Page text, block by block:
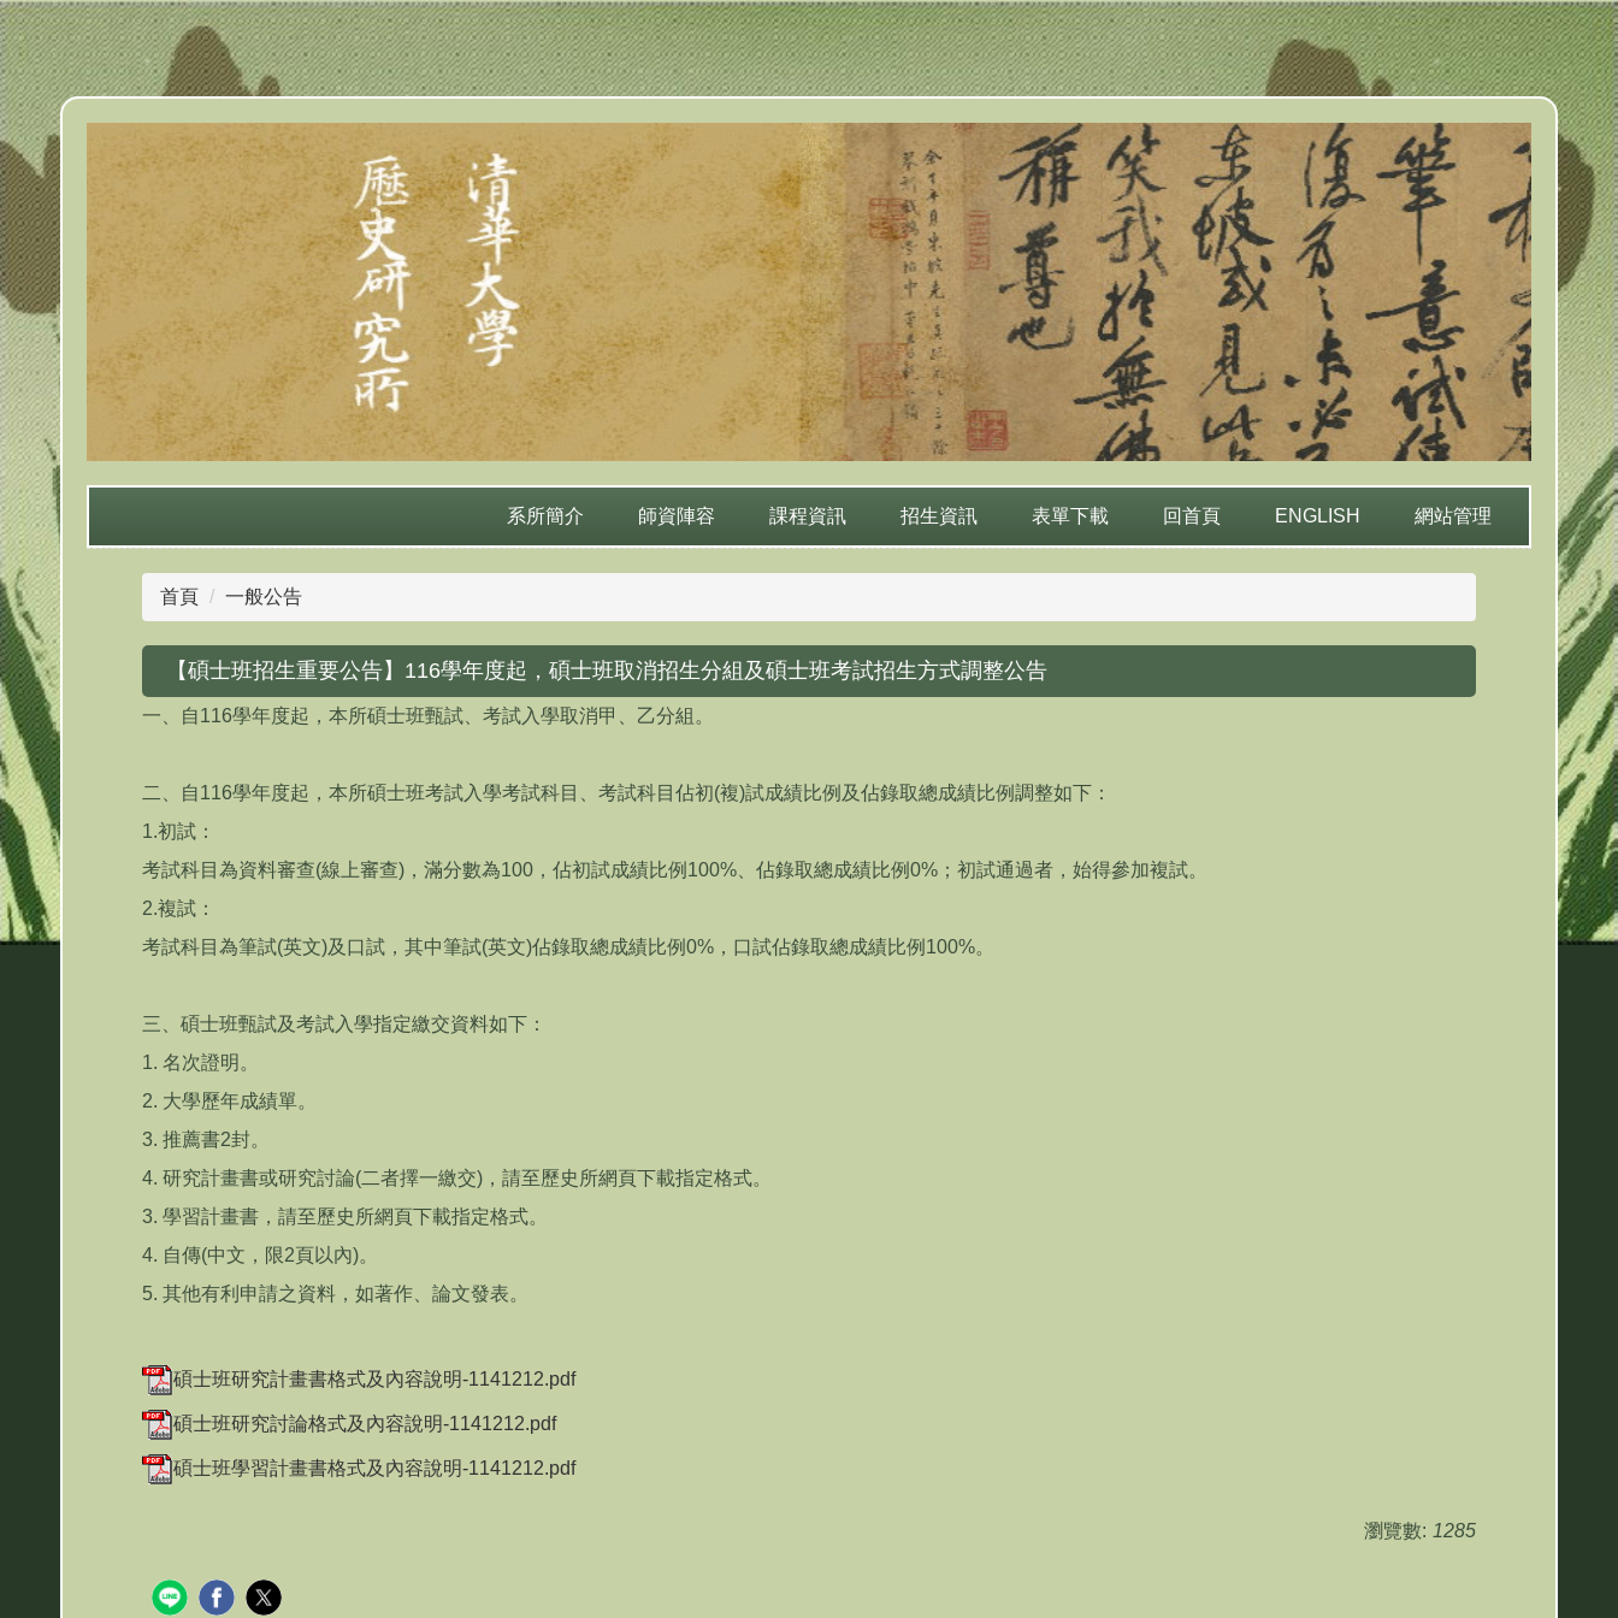
跳
到
主
要
內
容
區
系所簡介 師資陣容 課程資訊 招生資訊 表單下載 回首頁 ENGLISH 網站管理
首頁 一般公告
【碩士班招生重要公告】116學年度起，碩士班取消招生分組及碩士班考試招生方式調整公告
一、自116學年度起，本所碩士班甄試、考試入學取消甲、乙分組。
二、自116學年度起，本所碩士班考試入學考試科目、考試科目佔初(複)試成績比例及佔錄取總成績比例調整如下：
1.初試：
考試科目為資料審查(線上審查)，滿分數為100，佔初試成績比例100%、佔錄取總成績比例0%；初試通過者，始得參加複試。
2.複試：
考試科目為筆試(英文)及口試，其中筆試(英文)佔錄取總成績比例0%，口試佔錄取總成績比例100%。
三、碩士班甄試及考試入學指定繳交資料如下：
1. 名次證明。
2. 大學歷年成績單。
3. 推薦書2封。
4. 研究計畫書或研究討論(二者擇一繳交)，請至歷史所網頁下載指定格式。
3. 學習計畫書，請至歷史所網頁下載指定格式。
4. 自傳(中文，限2頁以內)。
5. 其他有利申請之資料，如著作、論文發表。
碩士班研究計畫書格式及內容說明-1141212.pdf
碩士班研究討論格式及內容說明-1141212.pdf
碩士班學習計畫書格式及內容說明-1141212.pdf
瀏覽數: 1285